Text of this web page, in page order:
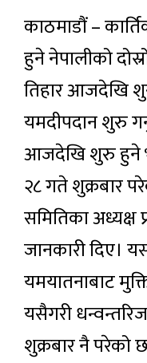
काठमाडौं –
हुने नेपालीको
तिहार आजदेखि
यमदीपदान शुरु
आजदेखि शुरु हुने
२८ गते शुक्रबार
समितिका अध्यक्ष
जानकारी दिए।
यमयातनाबाट
यसैगरी
शुक्रबार नै परेको